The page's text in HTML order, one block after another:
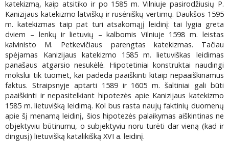
katekizmą, kaip atsitiko ir po 1585 m. Vilniuje pasirodžiusių P.
Kanizijaus katekizmo latviškų ir rusėniškų vertimų. Daukšos 1595
m. katekizmas taip pat turi atsakomąjį leidinį: tai lygia greta
dviem – lenkų ir lietuvių – kalbomis Vilniuje 1598 m. leistas
kalvinisto M. Petkevičiaus parengtas katekizmas. Tačiau
spėjamas Kanizijaus katekizmo 1585 m. lietuviškas leidimas
panašaus atgarsio nesukėlė. Hipotetiniai konstruktai naudingi
mokslui tik tuomet, kai padeda paaiškinti kitaip nepaaiškinamus
faktus. Straipsnyje aptarti 1589 ir 1605 m. šaltiniai gali būti
paaiškinti ir nepasitelkiant hipotezės apie Kanizijaus katekizmo
1585 m. lietuvišką leidimą. Kol bus rasta naujų faktinių duomenų
apie šį menamą leidinį, šios hipotezės palaikymas aiškintinas ne
objektyviu būtinumu, o subjektyviu noru turėti dar vieną (kad ir
dingusį) lietuvišką katalikišką XVI a. leidinį.